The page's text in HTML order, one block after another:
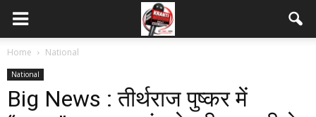
Home National
National
Big News : तीर्थराज पुष्कर में